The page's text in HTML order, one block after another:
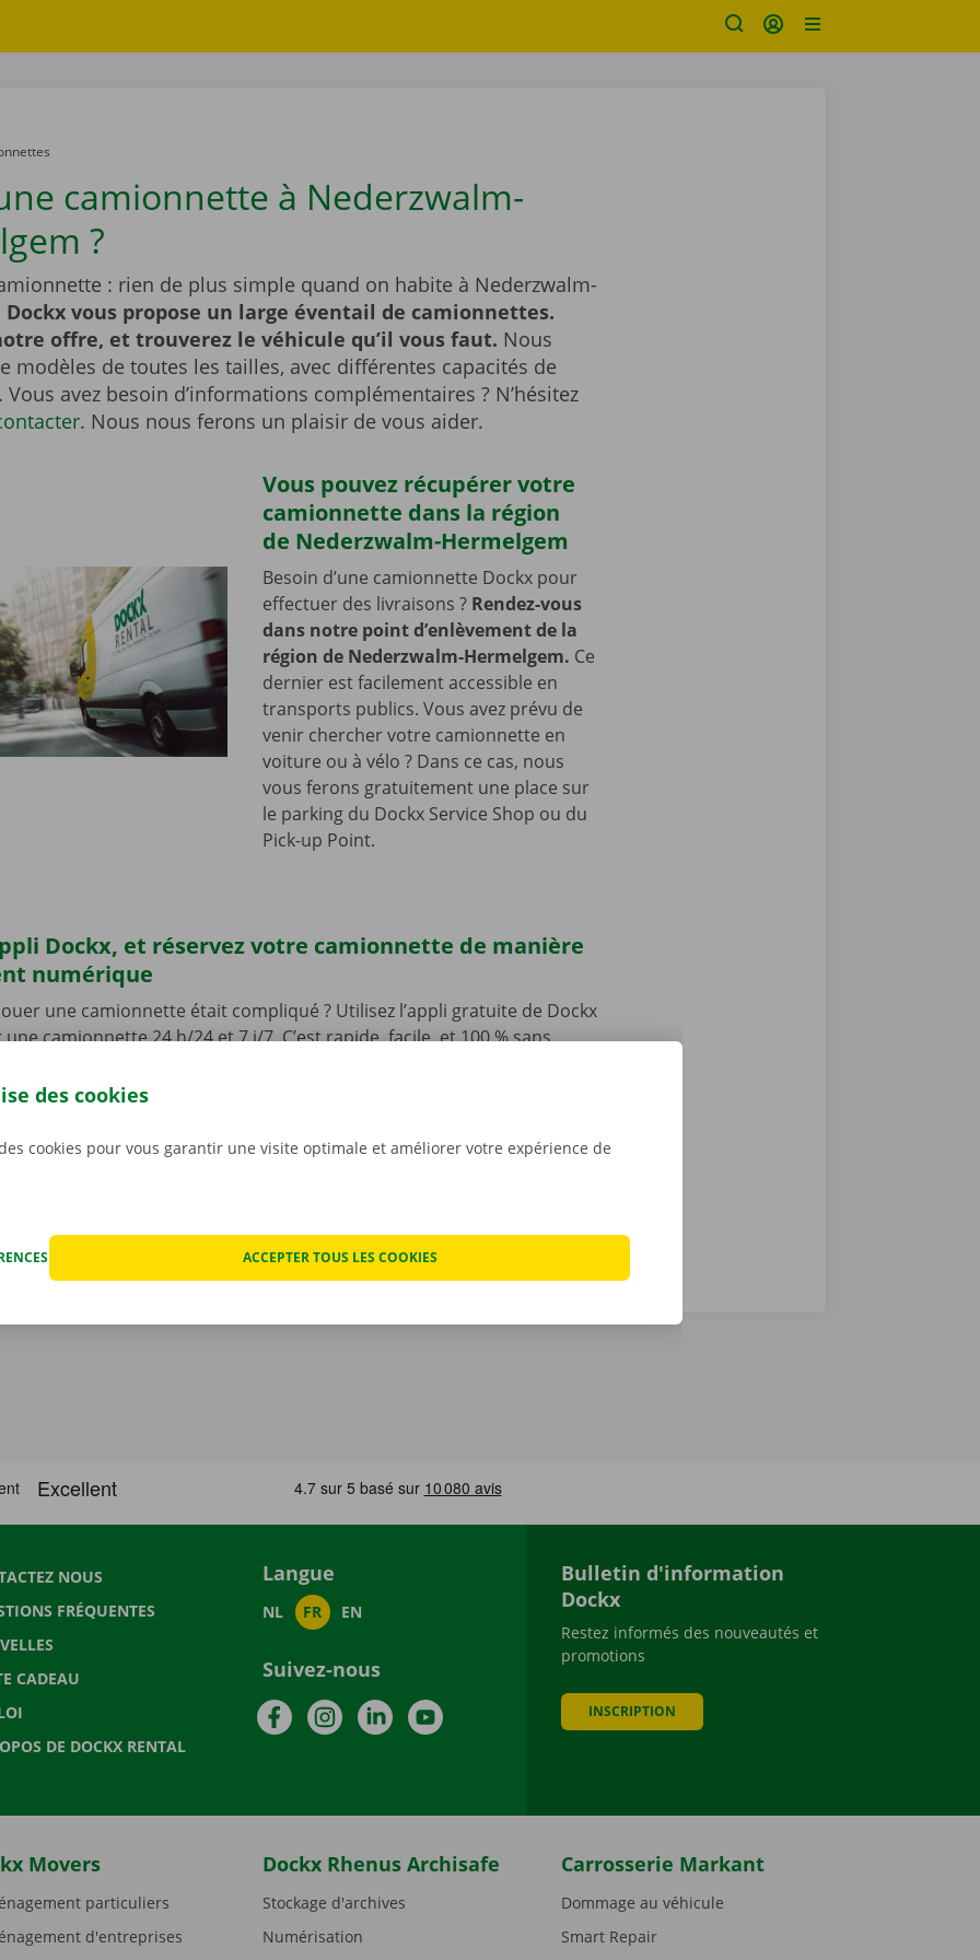
camionnette à Nederzwalm-
?
: rien de plus simple quand on habite à Nederzwalm-
Dockx vous propose un large éventail de camionnettes.
offre, et trouverez le véhicule qu’il vous faut. Nous
modèles de toutes les tailles, avec différentes capacités de
avez besoin d’informations complémentaires ? N’hésitez
. Nous nous ferons un plaisir de vous aider.
Vous pouvez récupérer votre
camionnette dans la région
de Nederzwalm-Hermelgem
Besoin d’une camionnette Dockx pour
effectuer des livraisons ? Rendez-vous
dans notre point d’enlèvement de la
région de Nederzwalm-Hermelgem. Ce
dernier est facilement accessible en
transports publics. Vous avez prévu de
venir chercher votre camionnette en
voiture ou à vélo ? Dans ce cas, nous
vous ferons gratuitement une place sur
le parking du Dockx Service Shop ou du
Pick-up Point.
Dockx, et réservez votre camionnette de manière
numérique
une camionnette était compliqué ? Utilisez l’appli gratuite de Dockx
camionnette 24 h/24 et 7 j/7. C’est rapide, facile, et 100 % sans
votre camionnette, que vous pourrez déverrouiller à l’aide d’une clé
NOUS
FRÉQUENTES
CADEAU
DE DOCKX RENTAL
Langue
NL FR EN
Suivez-nous
FacebookInstagramLinkedInYouTube
Bulletin d'information
Dockx
Restez informés des nouveautés et
promotions
INSCRIPTION
Movers
particuliers
d'entreprises
Dockx Rhenus Archisafe
Stockage d'archives
Numérisation
Carrosserie Markant
Dommage au véhicule
Smart Repair
des cookies
cookies pour vous garantir une visite optimale et améliorer votre expérience de
ACCEPTER TOUS LES COOKIES